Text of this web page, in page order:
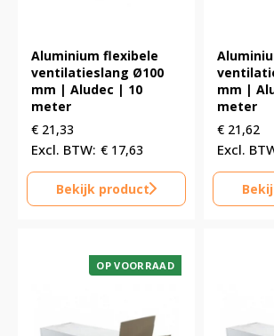
Aluminium flexibele
ventilatieslang Ø100
mm | Aludec | 10
meter
€ 21,33
€ 17,63
Bekijk product
mm |
meter
€ 21,62
OP VOORRAAD